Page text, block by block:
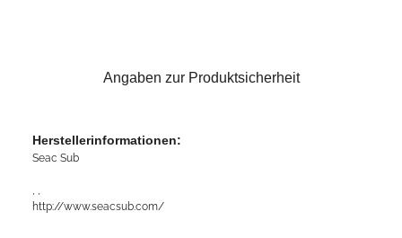
Angaben zur Produktsicherheit
Herstellerinformationen:
Seac Sub
http://www.seacsub.com/